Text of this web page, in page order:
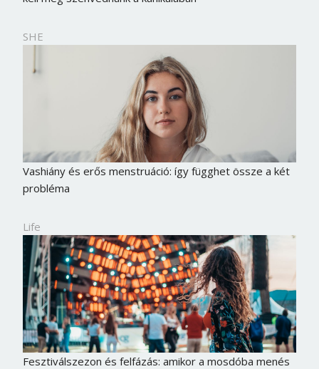
SHE
Vashiány és erős menstruáció: így függhet össze a két
probléma
Life
Fesztiválszezon és felfázás: amikor a mosdóba menés